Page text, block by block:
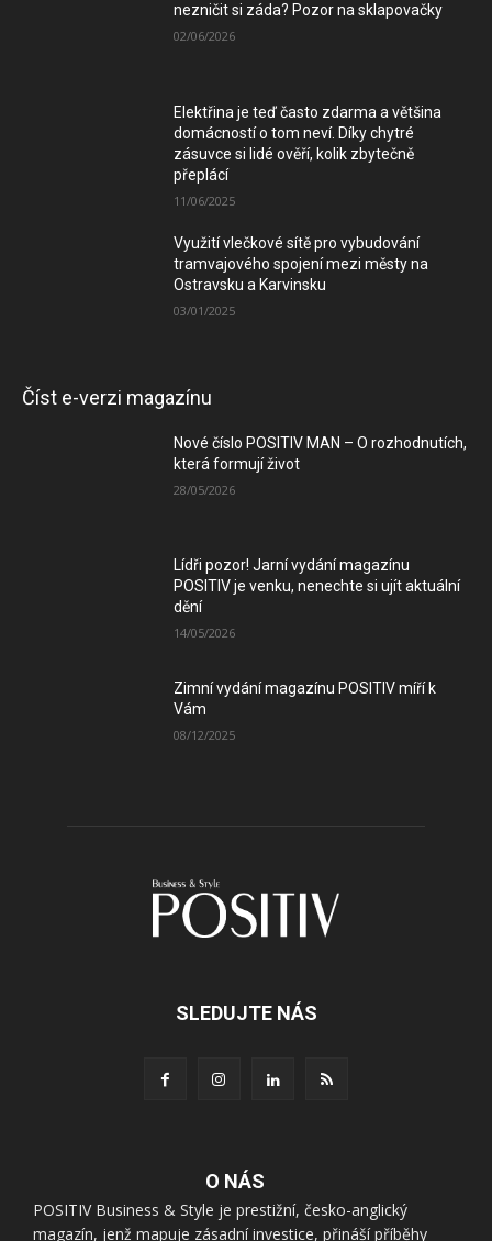
nezničit si záda? Pozor na sklapovačky
02/06/2026
Elektřina je teď často zdarma a většina
domácností o tom neví. Díky chytré
zásuvce si lidé ověří, kolik zbytečně
přeplácí
11/06/2025
Využití vlečkové sítě pro vybudování
tramvajového spojení mezi městy na
Ostravsku a Karvinsku
03/01/2025
Číst e-verzi magazínu
Nové číslo POSITIV MAN – O rozhodnutích,
která formují život
28/05/2026
Lídři pozor! Jarní vydání magazínu
POSITIV je venku, nenechte si ujít aktuální
dění
14/05/2026
Zimní vydání magazínu POSITIV míří k
Vám
08/12/2025
SLEDUJTE NÁS
O NÁS
POSITIV Business & Style je prestižní, česko-anglický
magazín, jenž mapuje zásadní investice, přináší příběhy